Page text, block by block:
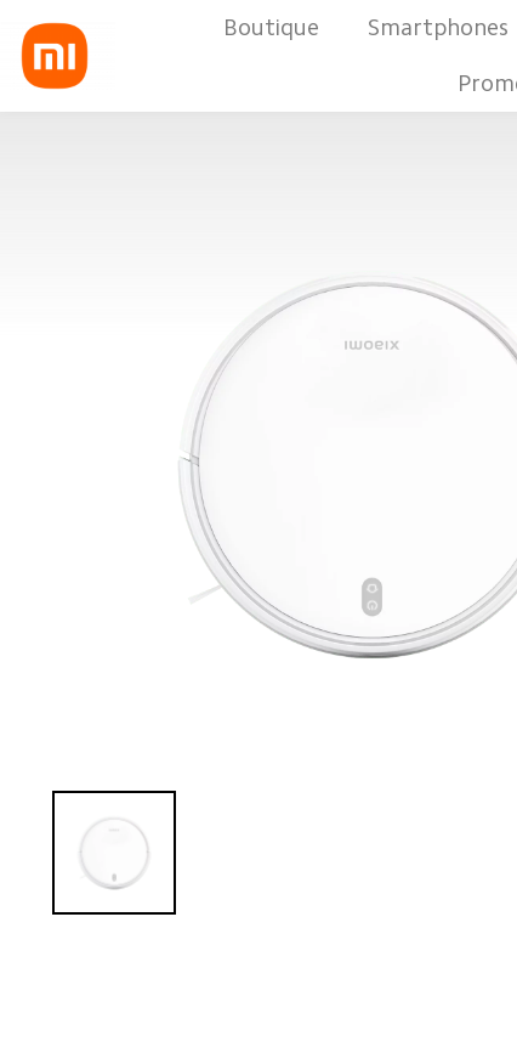
Boutique Smartphones
Xiaomi Robot Vacuum E10